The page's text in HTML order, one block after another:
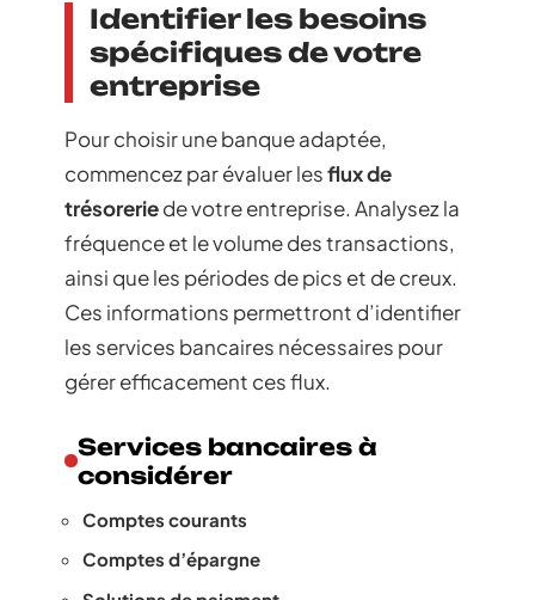
Identifier les besoins
spécifiques de votre
entreprise
Pour choisir une banque adaptée,
commencez par évaluer lesflux de
trésoreriede votre entreprise. Analysez la
fréquence et le volume des transactions,
ainsi que les périodes de pics et de creux.
Ces informations permettront d’identifier
les services bancaires nécessaires pour
gérer efficacement ces flux.
Services bancaires à
considérer
Comptes courants
Comptes d’épargne